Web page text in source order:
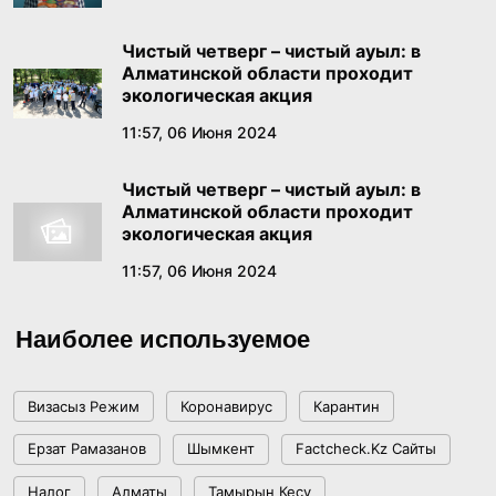
К СЦЕНИЧЕСКОМУ ИСКУССТВУ КАЗАКСТАН
РЕСПУБЛИКАСЫНЫН
Бектенов в России заявил о конституционном
признании тысячелетней истории Золотой
В Правительстве состоялось заседание
Комиссии по реализации государственной
языковой политики
17:39, 17 Июня 2026
Как платить меньше за «коммуналку»:
помощи
17:29, 16 Июня 2026
«Казахмыс» наращивает геологоразведку в
Чистый четверг – чистый ауыл: в
Алматинской области проходит
экологическая акция
11:57, 06 Июня 2024
Чистый четверг – чистый ауыл: в
Алматинской области проходит
экологическая акция
11:57, 06 Июня 2024
Наиболее используемое
Визасыз Режим Коронавирус Карантин
Ерзат Рамазанов Шымкент Factcheck.kz Сайты
Налог Алматы Тамырын Кесу